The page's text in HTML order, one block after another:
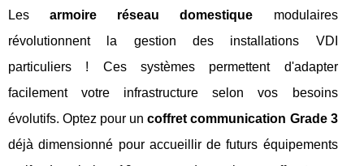
Lesarmoire réseau domestique modulaires
révolutionnent la gestion des installations VDI
particuliers ! Ces systèmes permettent d'adapter
facilement votre infrastructure selon vos besoins
évolutifs. Optez pour uncoffret communication Grade 3
déjà dimensionné pour accueillir de futurs équipements